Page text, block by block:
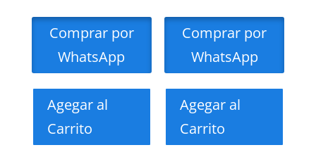
Comprar por
WhatsApp
Agegar al
Carrito
Comprar por
WhatsApp
Agegar al
Carrito